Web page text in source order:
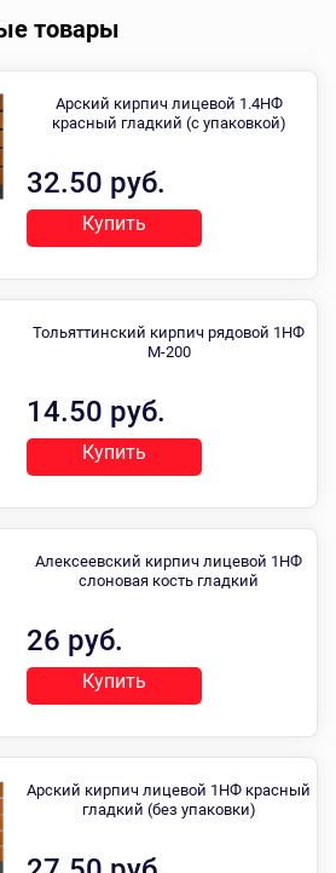
товары
32.50 руб.
Арский кирпич лицевой 1.4НФ
красный гладкий (с упаковкой)
Купить
14.50 руб.
Тольяттинский кирпич рядовой 1НФ
М-200
Купить
26 руб.
Алексеевский кирпич лицевой 1НФ
слоновая кость гладкий
Купить
Арский кирпич лицевой 1НФ красный
гладкий (без упаковки)